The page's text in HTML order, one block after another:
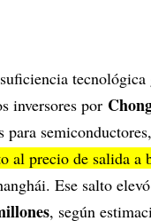
tecnológica
inversores por
para
al precio de salida a
Ese salto
, según